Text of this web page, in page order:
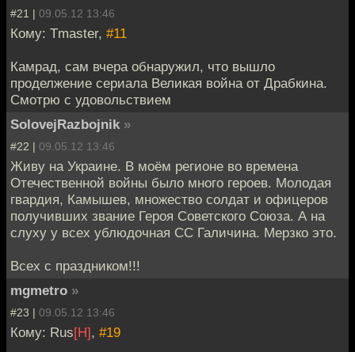
#21 | 09.05.12 13:46
Кому: Tmaster, #11
Камрад, сам вчера обнаружил, что вышло
проделжение сериала Великая война от Драбкина.
Смотрю с удовольствием
SolovejRazbojnik »
#22 | 09.05.12 13:46
Живу на Украине. В моём регионе во времена
Отечественной войны было много героев. Молодая
гвардия, Камышев, множество солдат и офицеров
получивших звание Героя Советского Союза. А на
слуху у всех ублюдочная СС Галичина. Мерзко это.
Всех с праздником!!!
mgmetro »
#23 | 09.05.12 13:46
Кому: Rus[H], #19